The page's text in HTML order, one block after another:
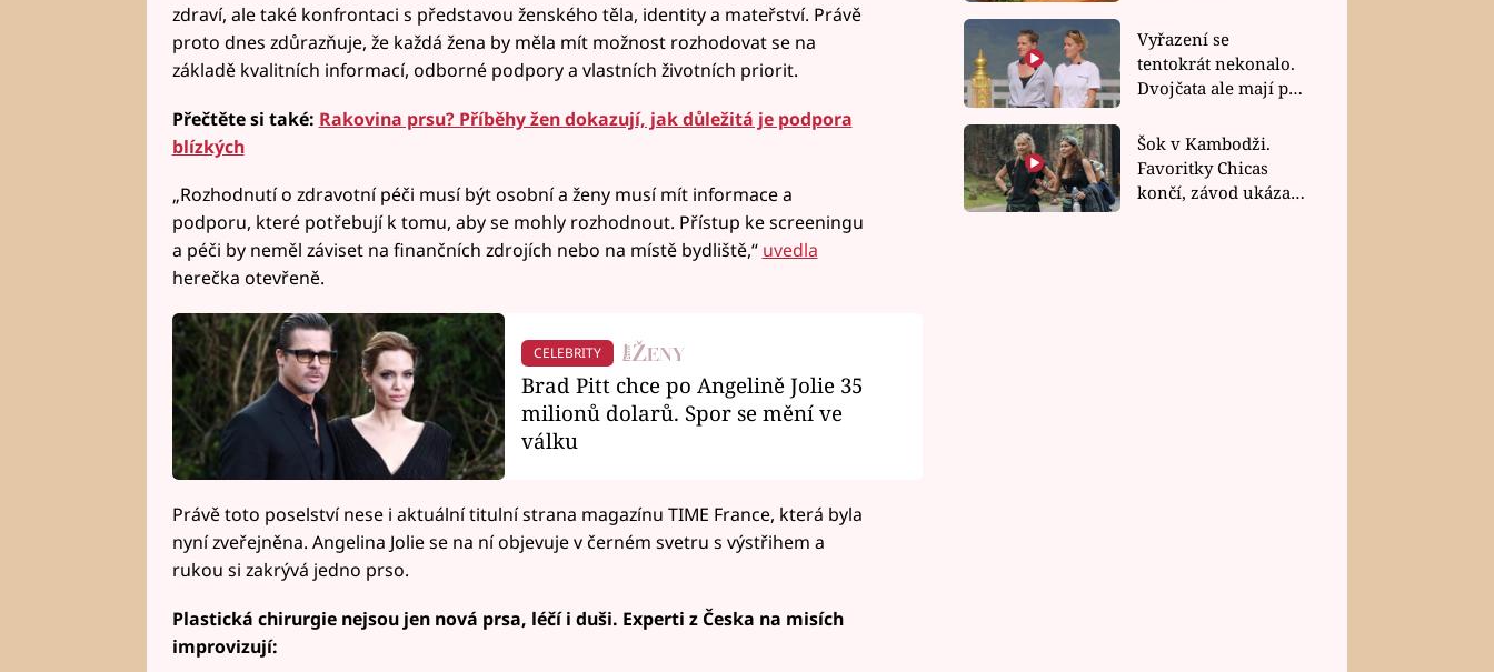
zdraví, ale také konfrontaci s představou ženského těla, identity a mateřství. Právě
proto dnes zdůrazňuje, že každá žena by měla mít možnost rozhodovat se na
základě kvalitních informací, odborné podpory a vlastních životních priorit.
Přečtěte si také: Rakovina prsu? Příběhy žen dokazují, jak důležitá je podpora
blízkých
„Rozhodnutí o zdravotní péči musí být osobní a ženy musí mít informace a
podporu, které potřebují k tomu, aby se mohly rozhodnout. Přístup ke screeningu
a péči by neměl záviset na finančních zdrojích nebo na místě bydliště,“ uvedla
herečka otevřeně.
CELEBRITY
Brad Pitt chce po Angelině Jolie 35
milionů dolarů. Spor se mění ve
válku
Právě toto poselství nese i aktuální titulní strana magazínu TIME France, která byla
nyní zveřejněna. Angelina Jolie se na ní objevuje v černém svetru s výstřihem a
rukou si zakrývá jedno prso.
Plastická chirurgie nejsou jen nová prsa, léčí i duši. Experti z Česka na misích
improvizují:
rychlé recepty
Vyřazení se
tentokrát nekonalo.
Dvojčata ale mají po
závodu nůž na krku
Šok v Kambodži.
Favoritky Chicas
končí, závod ukázal